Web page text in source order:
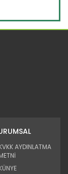
AYDINLATMA